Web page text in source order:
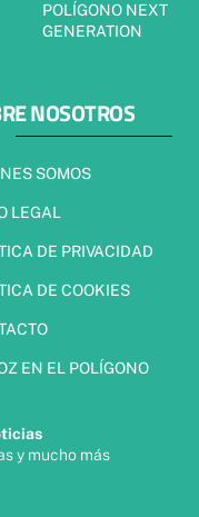
POLÍGONO NEXT
GENERATION
NOSOTROS
SOMOS
LEGAL
DE PRIVACIDAD
DE COOKIES
EN EL POLÍGONO
y mucho más